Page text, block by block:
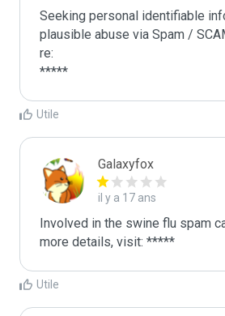
Seeking personal identifiable
plausible abuse via Spam /
re:
*****
Utile
Galaxyfox
il y a 17 ans
Involved in the swine flu spam
more details, visit: *****
Utile